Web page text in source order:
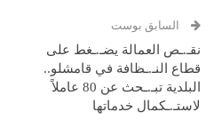
السابق بوست
نقـ.ـص العمالة يضـ.ـغط على
قطاع النـ.ـظافة في قامشلو..
البلدية تبـ.ـحث عن 80 عاملاً
لاستـ.ـكمال خدماتها